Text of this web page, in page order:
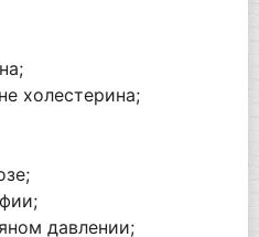
холестерина;
давлении;